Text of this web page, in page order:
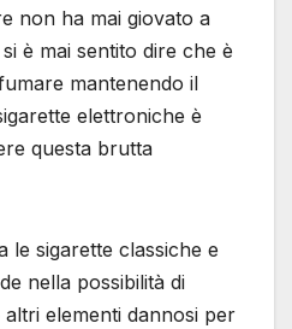
non ha mai giovato a
è mai sentito dire che è
mantenendo il
elettroniche è
questa brutta
le sigarette classiche e
nella possibilità di
elementi dannosi per